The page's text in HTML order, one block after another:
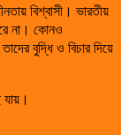
বিশ্বাসী। ভারতীয়
না। কোনও
বুদ্ধি ও বিচার দিয়ে